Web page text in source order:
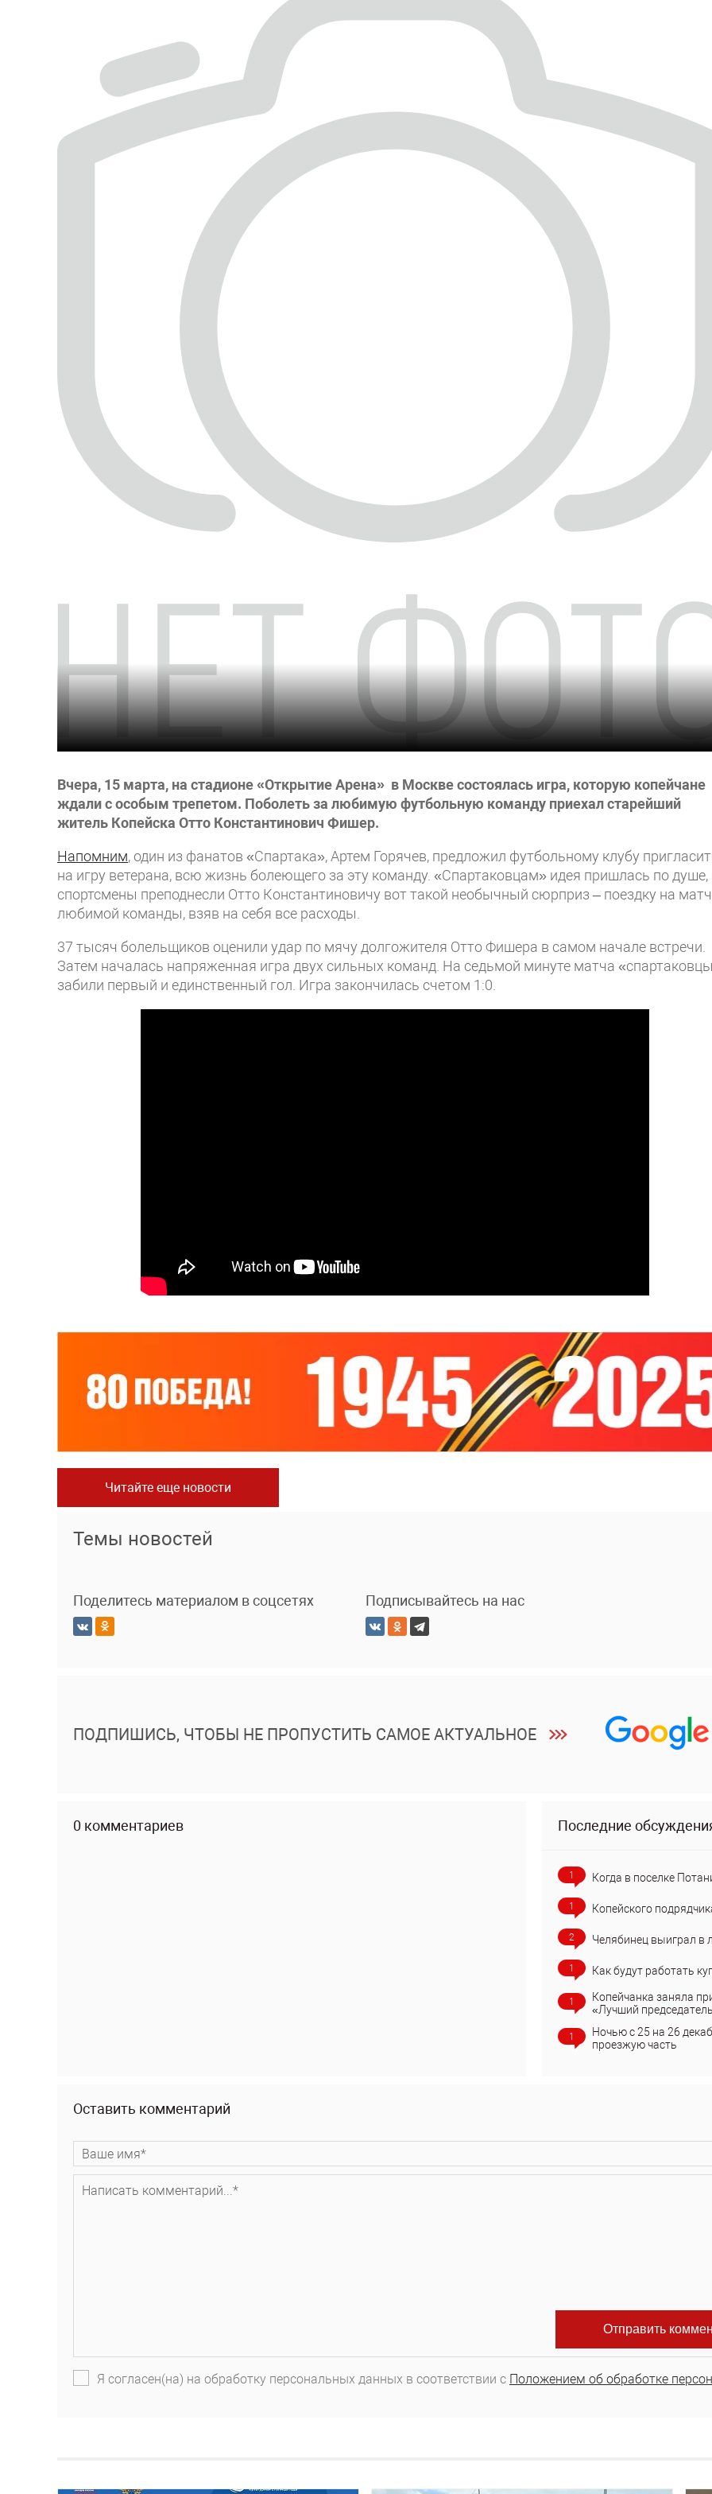
Вчера, 15 марта, на стадионе «Открытие Арена» в Москве состоялась игра, которую копейчане
ждали с особым трепетом. Поболеть за любимую футбольную команду приехал старейший
житель Копейска Отто Константинович Фишер.
Напомним, один из фанатов «Спартака», Артем Горячев, предложил футбольному клубу
на игру ветерана, всю жизнь болеющего за эту команду. «Спартаковцам» идея пришлась по душе,
спортсмены преподнесли Отто Константиновичу вот такой необычный сюрприз – поездку на матч
любимой команды, взяв на себя все расходы.
37 тысяч болельщиков оценили удар по мячу долгожителя Отто Фишера в самом начале встречи.
Затем началась напряженная игра двух сильных команд. На седьмой минуте матча
забили первый и единственный гол. Игра закончилась счетом 1:0.
Читайте еще новости
Темы новостей
Поделитесь материалом в соцсетях Подписывайтесь на нас
ПОДПИШИСЬ, ЧТОБЫ НЕ ПРОПУСТИТЬ САМОЕ АКТУАЛЬНОЕ
0 комментариев Последние
1 Когда в поселке
1 Копейского
2 Челябинец выиграл в
1 Как будут работать
1
Копейчанка заняла
«Лучший
1
Ночью с 25 на 26
проезжую часть
Оставить комментарий
Я согласен(на) на обработку персональных данных в соответствии с Положением об обработке